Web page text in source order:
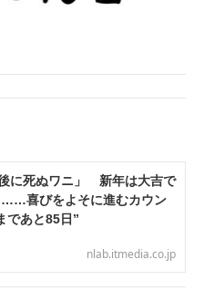
に死ぬワニ」 新年は大吉で
喜びをよそに進むカウン
であと85日”
nlab.itmedia.co.jp